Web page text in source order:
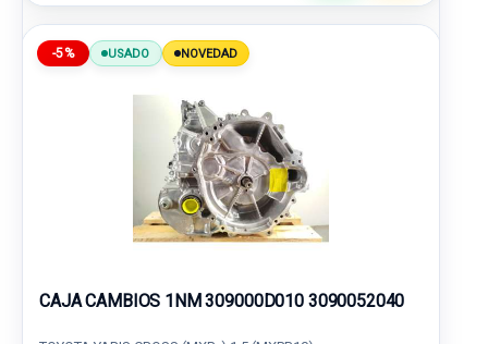
-5% USADO NOVEDAD
CAJA CAMBIOS 1NM 309000D010 3090052040